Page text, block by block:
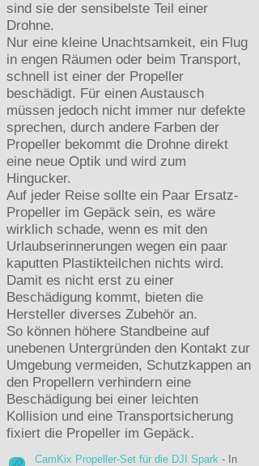
sind sie der sensibelste Teil einer
Drohne.
Nur eine kleine Unachtsamkeit, ein Flug
in engen Räumen oder beim Transport,
schnell ist einer der Propeller
beschädigt. Für einen Austausch
müssen jedoch nicht immer nur defekte
sprechen, durch andere Farben der
Propeller bekommt die Drohne direkt
eine neue Optik und wird zum
Hingucker.
Auf jeder Reise sollte ein Paar Ersatz-
Propeller im Gepäck sein, es wäre
wirklich schade, wenn es mit den
Urlaubserinnerungen wegen ein paar
kaputten Plastikteilchen nichts wird.
Damit es nicht erst zu einer
Beschädigung kommt, bieten die
Hersteller diverses Zubehör an.
So können höhere Standbeine auf
unebenen Untergründen den Kontakt zur
Umgebung vermeiden, Schutzkappen an
den Propellern verhindern eine
Beschädigung bei einer leichten
Kollision und eine Transportsicherung
fixiert die Propeller im Gepäck.
CamKix Propeller-Set für die DJI Spark - In